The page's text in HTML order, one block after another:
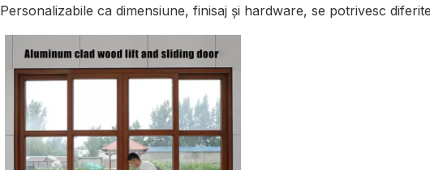
Personalizabile ca dimensiune, finisaj și hardware, se potrivesc